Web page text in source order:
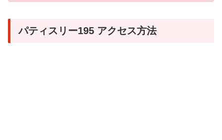
パティスリー195 アクセス方法